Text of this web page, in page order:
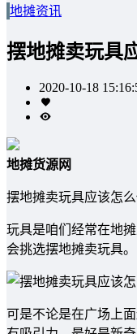
地摊资讯
摆地摊卖玩具
2020-10-18
地摊货源网
摆地摊卖玩具应该怎
玩具是咱们经常在地
会挑选摆地摊卖玩具。
可是不论是在广场上